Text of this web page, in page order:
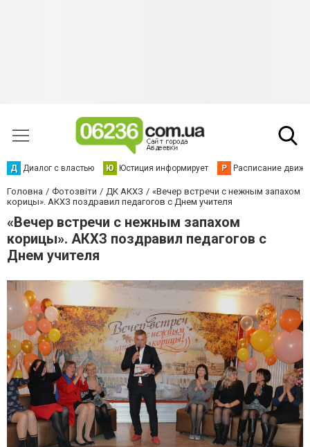
Д Диалог с властью Ю Юстиция информирует Р Расписание
Головна Фотозвіти ДК АКХЗ
«Вечер встречи с нежным запахом
корицы». АКХЗ поздравил педагогов с Днем учителя
«Вечер встречи с нежным запахом
корицы». АКХЗ поздравил педагогов с
Днем учителя